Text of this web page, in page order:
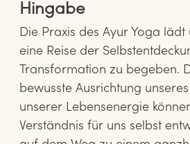
Hingabe
Die Praxis des Ayur Yoga lädt
eine Reise der
Transformation zu begeben.
bewusste Ausrichtung
unserer Lebensenergie
Verständnis für uns selbst